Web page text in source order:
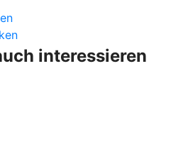
interessieren